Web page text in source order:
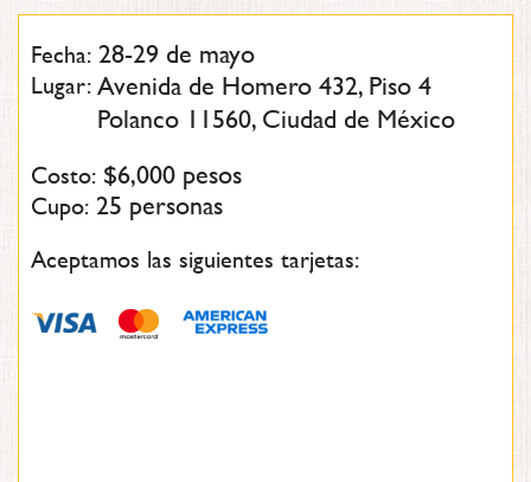
Fecha: 28-29 de mayo
Lugar: Avenida de Homero 432, Piso 4
Polanco 11560, Ciudad de México
Costo: $6,000 pesos
Cupo: 25 personas
Aceptamos las siguientes tarjetas: